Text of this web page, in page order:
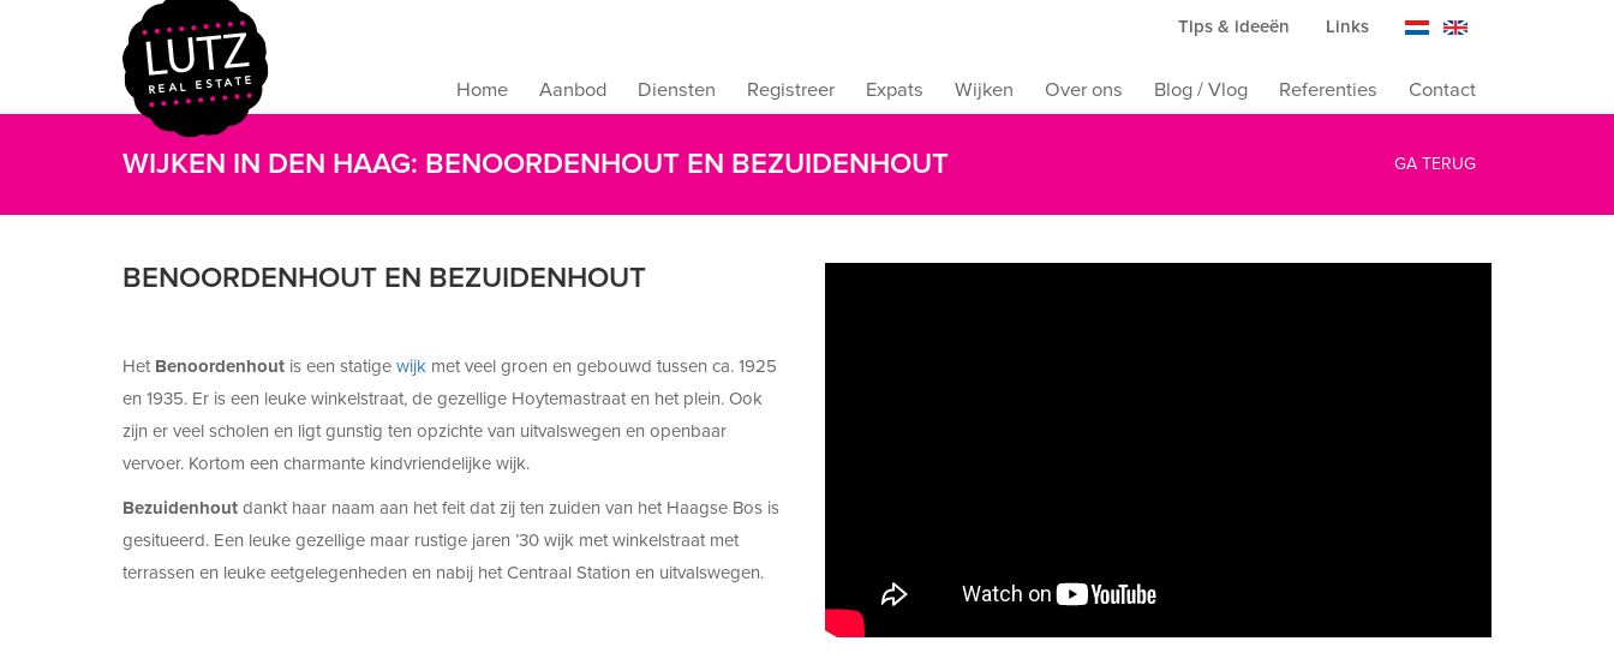
Tips & ideeën Links
Home Aanbod Diensten Registreer Expats Wijken Over ons Blog / Vlog Referenties Contact
WIJKEN IN DEN HAAG: BENOORDENHOUT EN BEZUIDENHOUT GA TERUG
BENOORDENHOUT EN BEZUIDENHOUT
Het Benoordenhout is een statige wijk met veel groen en gebouwd tussen ca. 1925
en 1935. Er is een leuke winkelstraat, de gezellige Hoytemastraat en het plein. Ook
zijn er veel scholen en ligt gunstig ten opzichte van uitvalswegen en openbaar
vervoer. Kortom een charmante kindvriendelijke wijk.
Bezuidenhout dankt haar naam aan het feit dat zij ten zuiden van het Haagse Bos is
gesitueerd. Een leuke gezellige maar rustige jaren ’30 wijk met winkelstraat met
terrassen en leuke eetgelegenheden en nabij het Centraal Station en uitvalswegen.